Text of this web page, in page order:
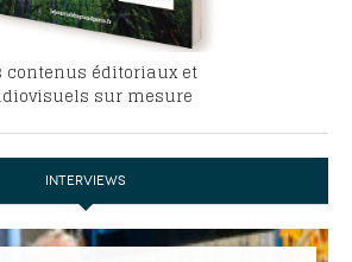
contenus éditoriaux et
sur mesure
INTERVIEWS